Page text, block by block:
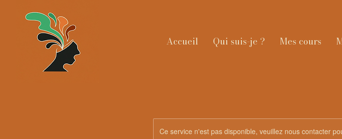
Accueil Qui suis-je ? Mes cours
Ce service n'est pas disponible, veuillez nous contacter